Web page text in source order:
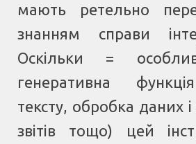
мають ретельно
знанням справи
Оскільки =
генеративна
тексту, обробка даних
звітів тощо) цей